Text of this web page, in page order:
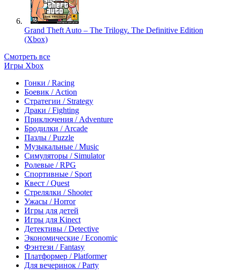
Grand Theft Auto – The Trilogy. The Definitive Edition
(Xbox)
Смотреть все
Игры Xbox
Гонки / Racing
Боевик / Action
Стратегии / Strategy
Драки / Fighting
Приключения / Adventure
Бродилки / Arcade
Пазлы / Puzzle
Музыкальные / Music
Симуляторы / Simulator
Ролевые / RPG
Спортивные / Sport
Квест / Quest
Стрелялки / Shooter
Ужасы / Horror
Игры для детей
Игры для Kinect
Детективы / Detective
Экономические / Economic
Фэнтези / Fantasy
Платформер / Platformer
Для вечеринок / Party